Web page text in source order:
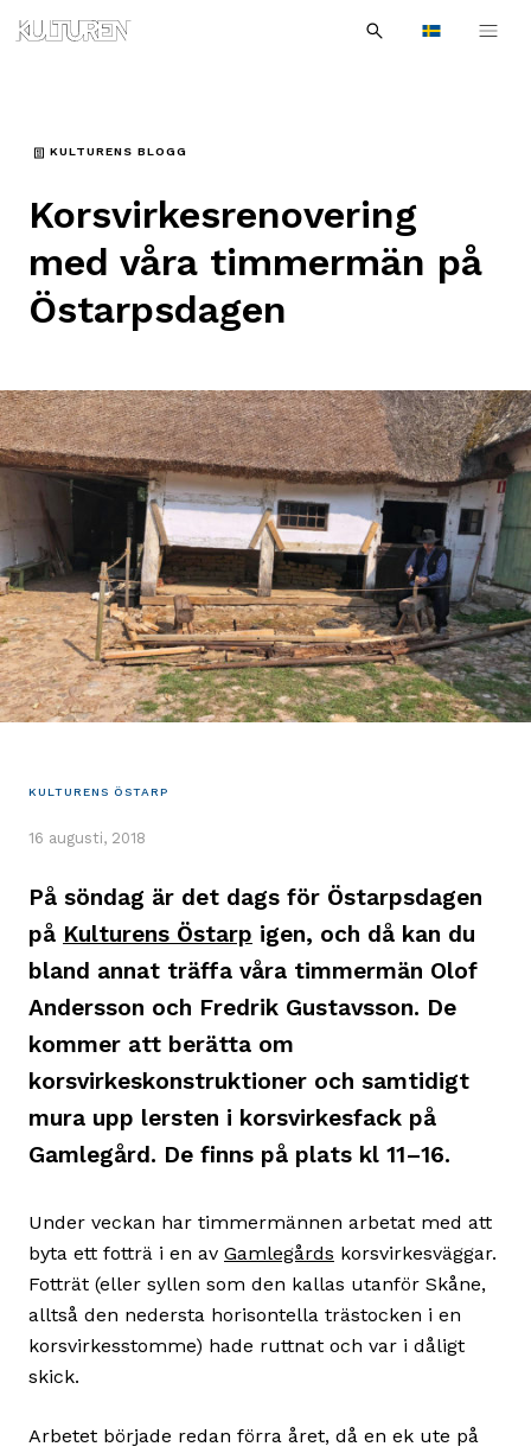
navigationen
innehållet
Languages
efter:
Sök
KULTURENS BLOGG
Korsvirkesrenovering
med våra timmermän på
Östarpsdagen
KULTURENS ÖSTARP
16 augusti, 2018
På söndag är det dags för Östarpsdagen
på Kulturens Östarp igen, och då kan du
bland annat träffa våra timmermän Olof
Andersson och Fredrik Gustavsson. De
kommer att berätta om
korsvirkeskonstruktioner och samtidigt
mura upp lersten i korsvirkesfack på
Gamlegård. De finns på plats kl 11–16.
Under veckan har timmermännen arbetat med att
byta ett fotträ i en av Gamlegårds korsvirkesväggar.
Fotträt (eller syllen som den kallas utanför Skåne,
alltså den nedersta horisontella trästocken i en
korsvirkesstomme) hade ruttnat och var i dåligt
skick.
Arbetet började redan förra året, då en ek ute på